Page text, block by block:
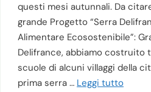
questi mesi autunnali. Da
grande Progetto “Serra
Alimentare Ecosostenibile”:
Delifrance, abbiamo costruito
scuole di alcuni villaggi della
prima serra … Leggi tutto